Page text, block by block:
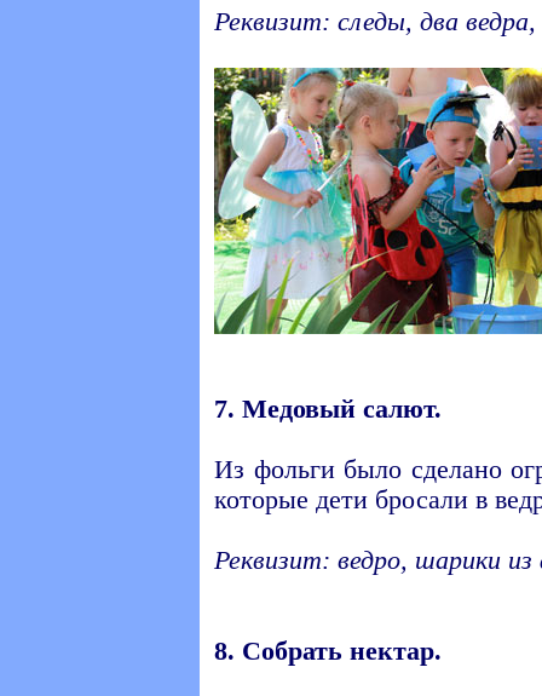
Реквизит: следы, два
7. Медовый салют.
Из фольги было сделано
которые дети бросали в
Реквизит: ведро, шарики из
8. Собрать нектар.